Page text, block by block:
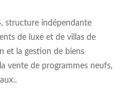
structure indépendante
de luxe et de villas de
et la gestion de biens
vente de programmes neufs,